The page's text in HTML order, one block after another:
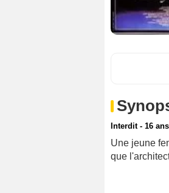
Interdit - 16 ans
Une jeune
que